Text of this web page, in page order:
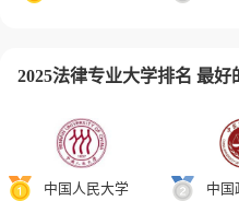
2025法律专业大学排名 最好
中国人民大学 中国